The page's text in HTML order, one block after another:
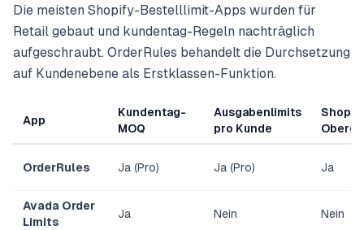
Die meisten Shopify-Bestelllimit-Apps wurden für
Retail gebaut und kundentag-Regeln nachträglich
aufgeschraubt. OrderRules behandelt die Durchsetzung
auf Kundenebene als Erstklassen-Funktion.
App
Kundentag-
MOQ
Ausgabenlimits
pro Kunde
OrderRules Ja (Pro) Ja (Pro) Ja
Avada Order
Limits
Ja Nein Nein